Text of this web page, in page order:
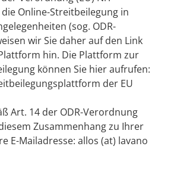
Online-Streitbeilegung in
(sog. ODR-
wir Sie daher auf den Link
hin. Die Plattform zur
können Sie hier aufrufen:
der EU
Art. 14 der ODR-Verordnung
Zusammenhang zu Ihrer
E-Mailadresse: allos (at) lavano